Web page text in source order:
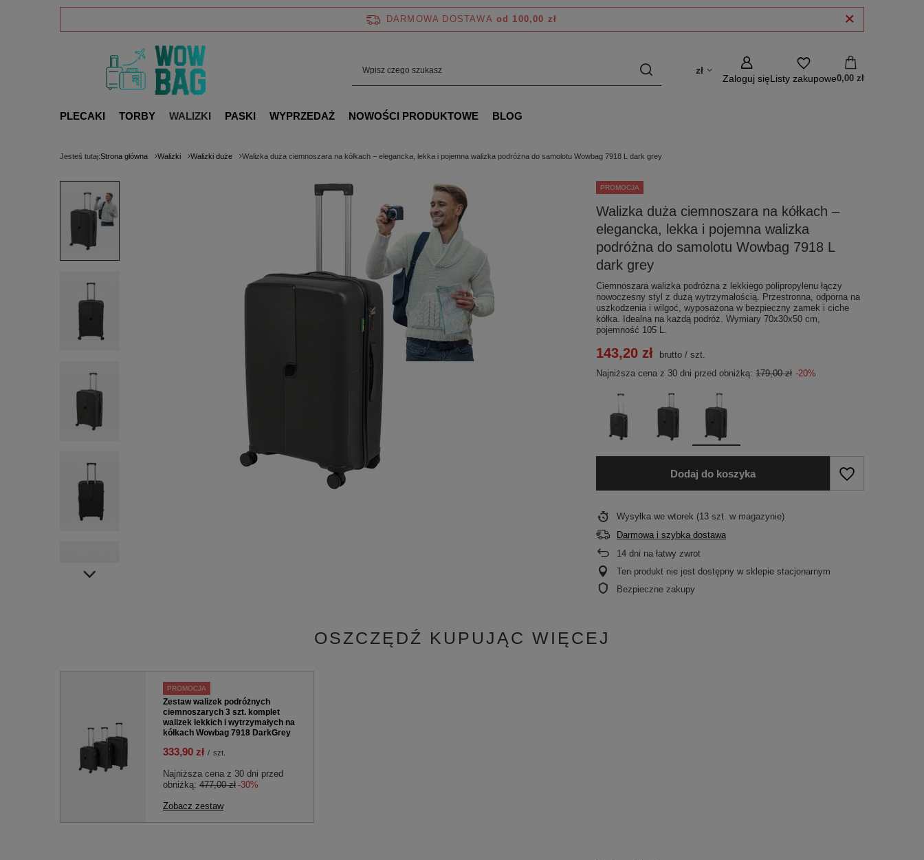
DARMOWA DOSTAWA od 100,00 zł
zł
Zaloguj sięListy zakupowe0,00 zł
PLECAKI TORBY WALIZKI PASKI WYPRZEDAŻ NOWOŚCI PRODUKTOWE BLOG
Jesteś tutaj:Strona główna Walizki Walizki duże Walizka duża ciemnoszara na kółkach – elegancka, lekka i pojemna walizka podróżna do samolotu Wowbag 7918 L dark grey
PROMOCJA
Walizka duża ciemnoszara na kółkach –
elegancka, lekka i pojemna walizka
podróżna do samolotu Wowbag 7918 L
dark grey
Ciemnoszara walizka podróżna z lekkiego polipropylenu łączy
nowoczesny styl z dużą wytrzymałością. Przestronna, odporna na
uszkodzenia i wilgoć, wyposażona w bezpieczny zamek i ciche
kółka. Idealna na każdą podróż. Wymiary 70x30x50 cm,
pojemność 105 L.
143,20 zł brutto /szt.
Najniższa cena z 30 dni przed obniżką:179,00 zł -20%
Dodaj do koszyka
Wysyłkawe wtorek (13 szt. w magazynie)
Darmowa i szybka dostawa
14 dni na łatwy zwrot
Ten produkt nie jest dostępny w sklepie stacjonarnym
Bezpieczne zakupy
OSZCZĘDŹ KUPUJĄC WIĘCEJ
PROMOCJA
Zestaw walizek podróżnych
ciemnoszarych 3 szt. komplet
walizek lekkich i wytrzymałych na
kółkach Wowbag 7918 DarkGrey
333,90 zł / szt.
Najniższa cena z 30 dni przed
obniżką: 477,00 zł -30%
Zobacz zestaw